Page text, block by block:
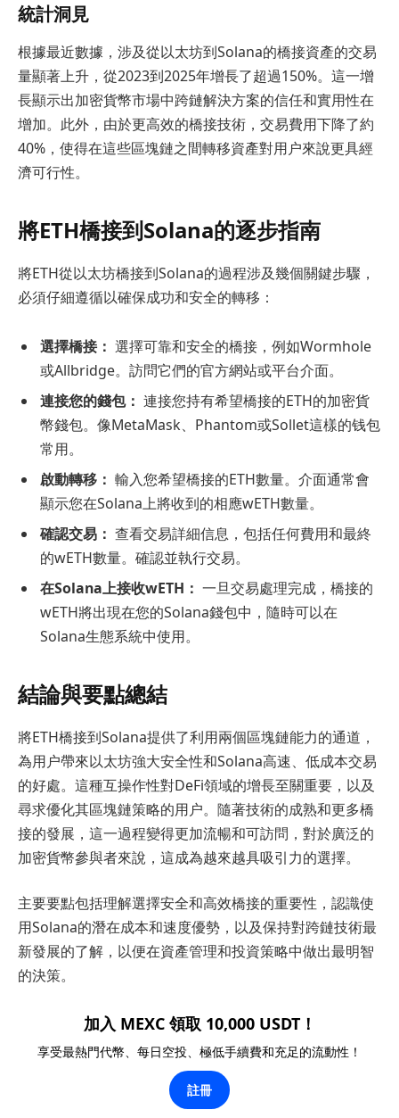
統計洞見
根據最近數據，涉及從以太坊到Solana的橋接資產的交易
量顯著上升，從2023到2025年增長了超過150%。這一增
長顯示出加密貨幣市場中跨鏈解決方案的信任和實用性在
增加。此外，由於更高效的橋接技術，交易費用下降了約
40%，使得在這些區塊鏈之間轉移資產對用户來說更具經
濟可行性。
將ETH橋接到Solana的逐步指南
將ETH從以太坊橋接到Solana的過程涉及幾個關鍵步驟，
必須仔細遵循以確保成功和安全的轉移：
選擇橋接： 選擇可靠和安全的橋接，例如Wormhole
或Allbridge。訪問它們的官方網站或平台介面。
連接您的錢包： 連接您持有希望橋接的ETH的加密貨
幣錢包。像MetaMask、Phantom或Sollet這樣的钱包
常用。
啟動轉移： 輸入您希望橋接的ETH數量。介面通常會
顯示您在Solana上將收到的相應wETH數量。
確認交易： 查看交易詳細信息，包括任何費用和最終
的wETH數量。確認並執行交易。
在Solana上接收wETH： 一旦交易處理完成，橋接的
wETH將出現在您的Solana錢包中，隨時可以在
Solana生態系統中使用。
結論與要點總結
將ETH橋接到Solana提供了利用兩個區塊鏈能力的通道，
為用户帶來以太坊強大安全性和Solana高速、低成本交易
的好處。這種互操作性對DeFi領域的增長至關重要，以及
尋求優化其區塊鏈策略的用户。隨著技術的成熟和更多橋
接的發展，這一過程變得更加流暢和可訪問，對於廣泛的
加密貨幣參與者來說，這成為越來越具吸引力的選擇。
主要要點包括理解選擇安全和高效橋接的重要性，認識使
用Solana的潛在成本和速度優勢，以及保持對跨鏈技術最
新發展的了解，以便在資產管理和投資策略中做出最明智
的決策。
加入 MEXC 領取 10,000 USDT！
享受最熱門代幣、每日空投、極低手續費和充足的流動性！
註冊